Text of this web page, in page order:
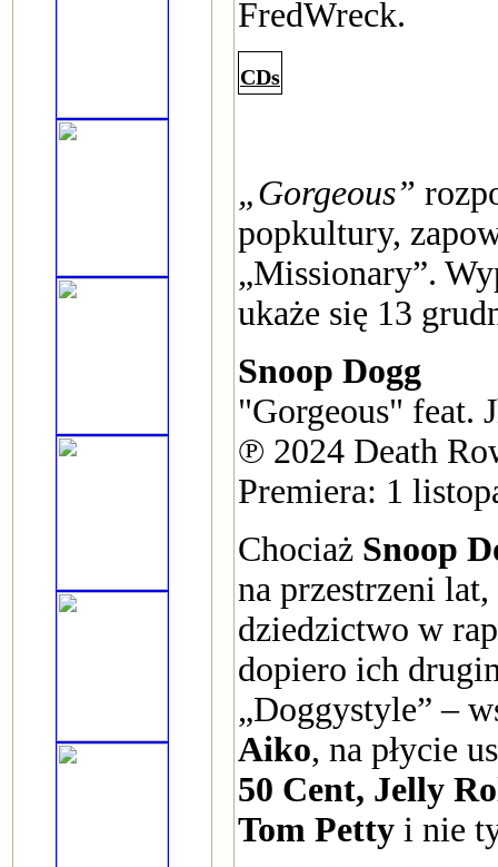
FredWreck.
CDs
„Gorgeous”
popkultury,
„Missionary”.
ukaże się 13
Snoop Dogg
"Gorgeous" feat.
℗ 2024 Death
Premiera: 1
Chociaż Snoop
na przestrzeni
dziedzictwo w
dopiero ich
„Doggystyle” –
Aiko, na płycie
50 Cent, Jelly
Tom Petty i nie